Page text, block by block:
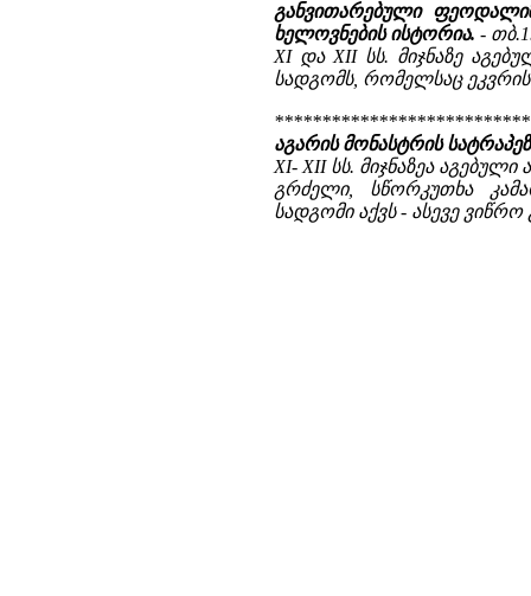
განვითარებული
ხელოვნების ისტორია. -
XI და XII სს. მიჯნაზე
სადგომს, რომელსაც
აგარის მონასტრის
XI- XII სს. მიჯნაზეა
გრძელი, სწორკუთხა
სადგომი აქვს - ასევე